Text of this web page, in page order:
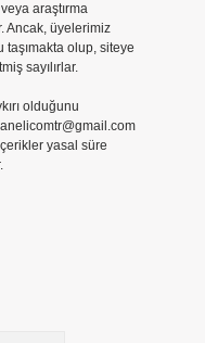
araştırma
Ancak, üyelerimiz
taşımakta olup, siteye
sayılırlar.
olduğunu
yasal süre